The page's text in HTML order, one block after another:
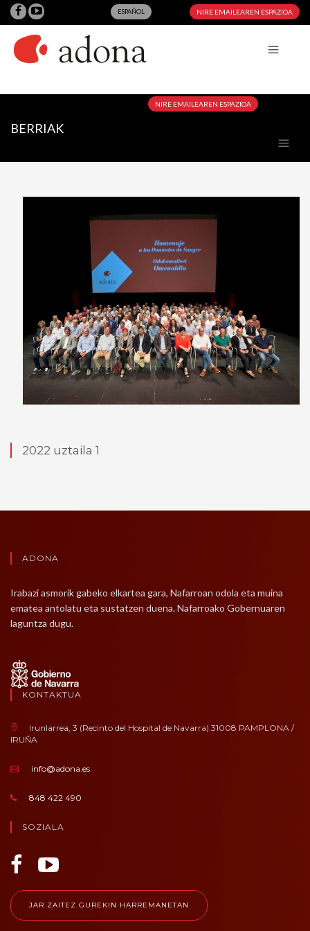
ESPAÑOL NIRE EMAILEAREN ESPAZIOA
NIRE EMAILEAREN ESPAZIOA
BERRIAK
2022 uztaila 1
ADONA
Irabazi asmorik gabeko elkartea gara, Nafarroan odola eta muina
ematea antolatu eta sustatzen duena. Nafarroako Gobernuaren
laguntza dugu.
KONTAKTUA
Irunlarrea, 3 (Recinto del Hospital de Navarra) 31008 PAMPLONA /
IRUÑA
info@adona.es
848 422 490
SOZIALA
JAR ZAITEZ GUREKIN HARREMANETAN